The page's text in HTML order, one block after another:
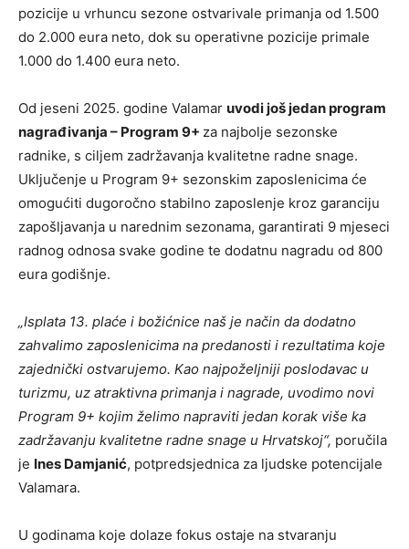
pozicije u vrhuncu sezone ostvarivale primanja od 1.500
do 2.000 eura neto, dok su operativne pozicije primale
1.000 do 1.400 eura neto.
Od jeseni 2025. godine Valamar uvodi još jedan program
nagrađivanja – Program 9+ za najbolje sezonske
radnike, s ciljem zadržavanja kvalitetne radne snage.
Uključenje u Program 9+ sezonskim zaposlenicima će
omogućiti dugoročno stabilno zaposlenje kroz garanciju
zapošljavanja u narednim sezonama, garantirati 9 mjeseci
radnog odnosa svake godine te dodatnu nagradu od 800
eura godišnje.
„Isplata 13. plaće i božićnice naš je način da dodatno
zahvalimo zaposlenicima na predanosti i rezultatima koje
zajednički ostvarujemo. Kao najpoželjniji poslodavac u
turizmu, uz atraktivna primanja i nagrade, uvodimo novi
Program 9+ kojim želimo napraviti jedan korak više ka
zadržavanju kvalitetne radne snage u Hrvatskoj“, poručila
je Ines Damjanić, potpredsjednica za ljudske potencijale
Valamara.
U godinama koje dolaze fokus ostaje na stvaranju